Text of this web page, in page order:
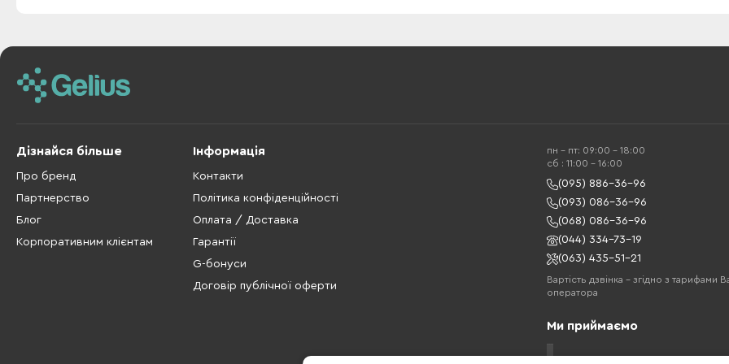
Дізнайся більше
Про бренд
Партнерство
Блог
Корпоративним клієнтам
Інформація
Контакти
Політика конфіденційності
Оплата / Доставка
Гарантії
G-бонуси
Договір публічної оферти
пн - пт: 09:00 - 18:00
cб : 11:00 - 16:00
(095) 886-36-96
(093) 086-36-96
(068) 086-36-96
(044) 334-73-19
(063) 435-51-21
Вартість дзвінка – згідно з тарифами
оператора
Ми приймаємо